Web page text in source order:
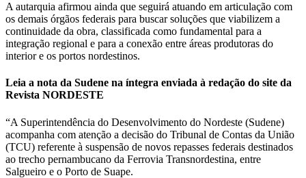
A autarquia afirmou ainda que seguirá atuando em articulação com
os demais órgãos federais para buscar soluções que viabilizem a
continuidade da obra, classificada como fundamental para a
integração regional e para a conexão entre áreas produtoras do
interior e os portos nordestinos.
Leia a nota da Sudene na íntegra enviada à redação do site da
Revista NORDESTE
“A Superintendência do Desenvolvimento do Nordeste (Sudene)
acompanha com atenção a decisão do Tribunal de Contas da União
(TCU) referente à suspensão de novos repasses federais destinados
ao trecho pernambucano da Ferrovia Transnordestina, entre
Salgueiro e o Porto de Suape.